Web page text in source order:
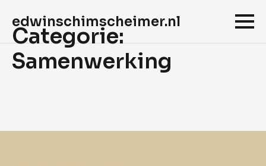
edwinschimscheimer.nl
Categorie:
Samenwerking